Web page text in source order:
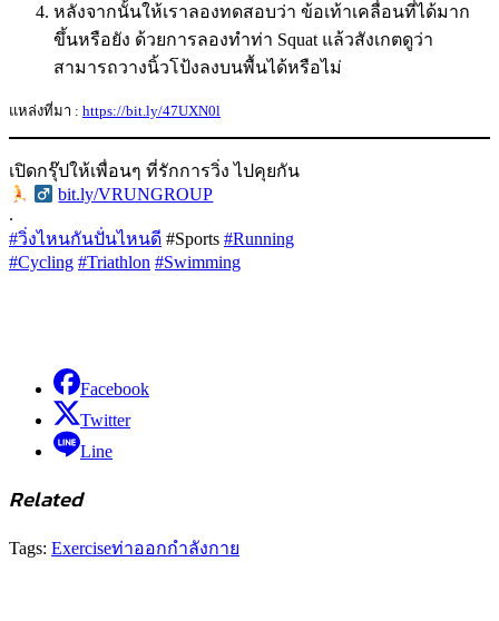
หลังจากนั้นให้เราลองทดสอบว่า ข้อเท้าเคลื่อนที่ได้มาก
ขึ้นหรือยัง ด้วยการลองทำท่า Squat แล้วสังเกตดูว่า
สามารถวางนิ้วโป้งลงบนพื้นได้หรือไม่
แหล่งที่มา : https://bit.ly/47UXN0l
เปิดกรุ๊ปให้เพื่อนๆ ที่รักการวิ่ง ไปคุยกัน
bit.ly/VRUNGROUP
.
#วิ่งไหนกันปั่นไหนดี #Sports #Running
#Cycling #Triathlon #Swimming
Facebook
Twitter
Line
Related
Tags: Exerciseท่าออกกำลังกาย